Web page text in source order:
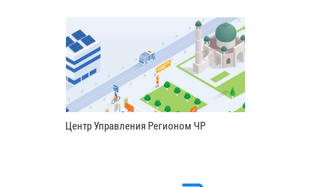
Центр Управления Регионом ЧР